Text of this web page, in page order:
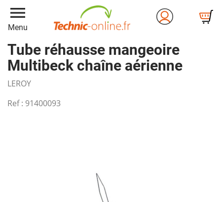
menu
Menu
Tube réhausse mangeoire
Multibeck chaîne aérienne
LEROY
Ref : 91400093